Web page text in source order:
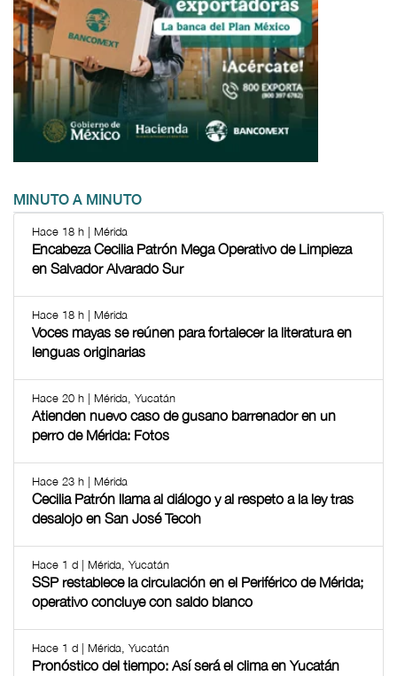
MINUTO A MINUTO
Hace 18 h | Mérida
Encabeza Cecilia Patrón Mega Operativo de Limpieza
en Salvador Alvarado Sur
Hace 18 h | Mérida
Voces mayas se reúnen para fortalecer la literatura en
lenguas originarias
Hace 20 h | Mérida, Yucatán
Atienden nuevo caso de gusano barrenador en un
perro de Mérida: Fotos
Hace 23 h | Mérida
Cecilia Patrón llama al diálogo y al respeto a la ley tras
desalojo en San José Tecoh
Hace 1 d | Mérida, Yucatán
SSP restablece la circulación en el Periférico de Mérida;
operativo concluye con saldo blanco
Hace 1 d | Mérida, Yucatán
Pronóstico del tiempo: Así será el clima en Yucatán